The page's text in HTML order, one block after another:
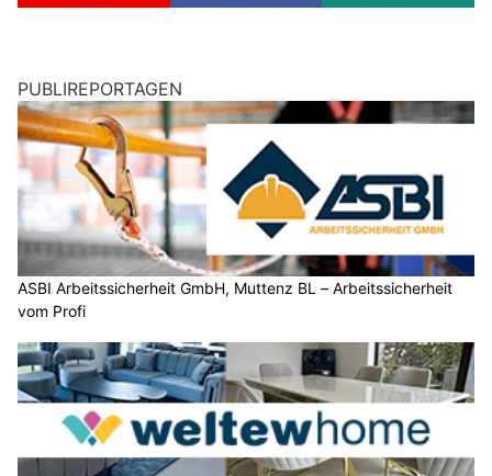
PUBLIREPORTAGEN
ASBI Arbeitssicherheit GmbH, Muttenz BL – Arbeitssicherheit
vom Profi